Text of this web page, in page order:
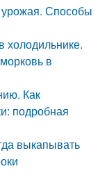
урожая. Способы
холодильнике.
в
Как
подробная
выкапывать